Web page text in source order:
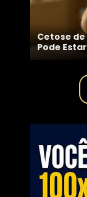
Cetose de
Pode